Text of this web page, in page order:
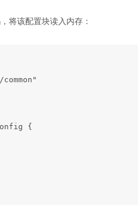
将该配置块读入内存：
common"
{